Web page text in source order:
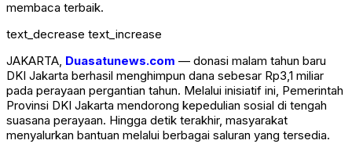
membaca terbaik.
text_decrease text_increase
JAKARTA, Duasatunews.com — donasi malam tahun baru
DKI Jakarta berhasil menghimpun dana sebesar Rp3,1 miliar
pada perayaan pergantian tahun. Melalui inisiatif ini, Pemerintah
Provinsi DKI Jakarta mendorong kepedulian sosial di tengah
suasana perayaan. Hingga detik terakhir, masyarakat
menyalurkan bantuan melalui berbagai saluran yang tersedia.